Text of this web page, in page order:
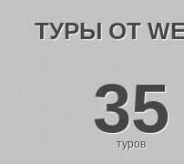
ТУРЫ ОТ
35
туров